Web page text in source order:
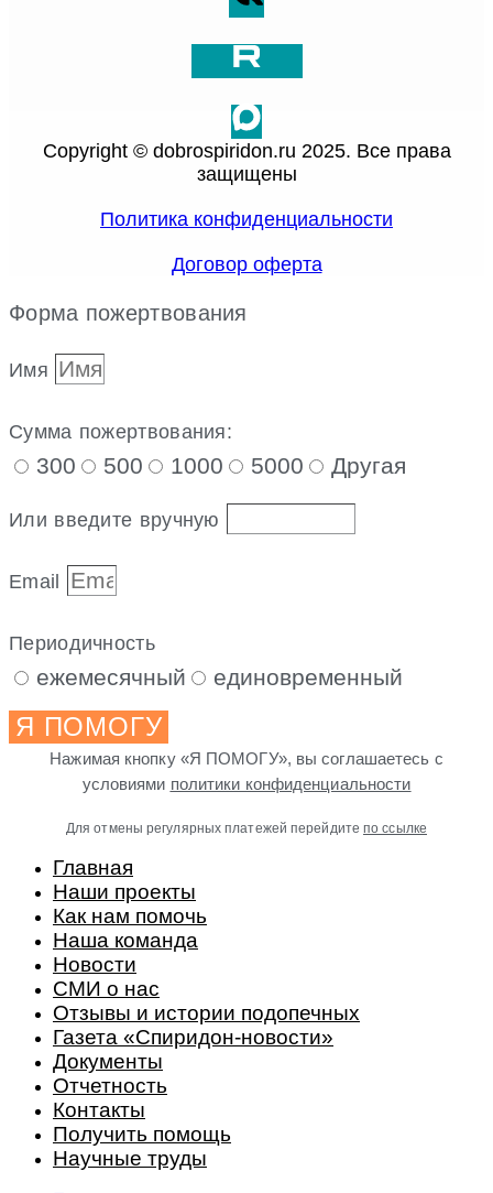
Copyright © dobrospiridon.ru 2025. Все права
защищены
Политика конфиденциальности
Договор оферта
Форма пожертвования
Имя
Сумма пожертвования:
300 500 1000 5000 Другая
Или введите вручную
Email
Периодичность
ежемесячный единовременный
Я ПОМОГУ
Нажимая кнопку «Я ПОМОГУ», вы соглашаетесь с
условиями политики конфиденциальности
Для отмены регулярных платежей перейдитепо ссылке
Главная
Наши проекты
Как нам помочь
Наша команда
Новости
СМИ о нас
Отзывы и истории подопечных
Газета «Спиридон-новости»
Документы
Отчетность
Контакты
Получить помощь
Научные труды